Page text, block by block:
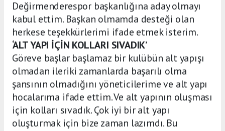
Değirmenderespor başkanlığına aday olmayı
kabul ettim. Başkan olmamda desteği olan
herkese teşekkürlerimi ifade etmek isterim.
‘ALT YAPI İÇİN KOLLARI SIVADIK’
Göreve başlar başlamaz bir kulübün alt yapışı
olmadan ileriki zamanlarda başarılı olma
şansının olmadığını yöneticilerime ve alt yapı
hocalarıma ifade ettim. Ve alt yapının oluşması
için kolları sıvadık. Çok iyi bir alt yapı
oluşturmak için bize zaman lazımdı. Bu